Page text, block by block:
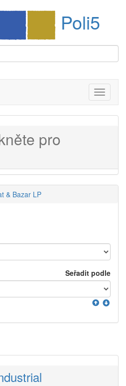
Poli5
Menu
pro
& Bazar LP
Seřadit podle